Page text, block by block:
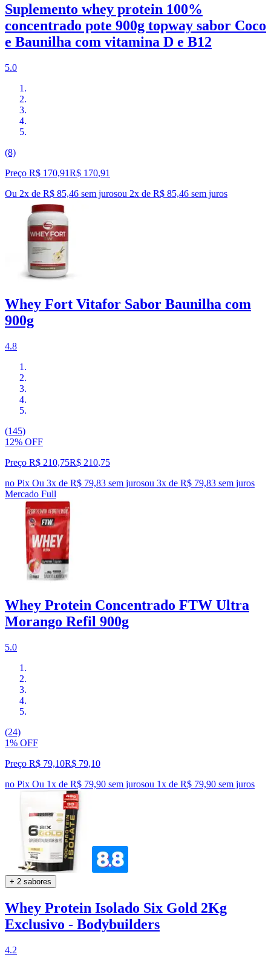
Suplemento whey protein 100%
concentrado pote 900g topway sabor Coco
e Baunilha com vitamina D e B12
5.0
(8)
Preço R$ 170,91R$ 170,91
Ou 2x de R$ 85,46 sem jurosou 2x de R$ 85,46 sem juros
Whey Fort Vitafor Sabor Baunilha com
900g
4.8
(145)
12% OFF
Preço R$ 210,75R$ 210,75
no Pix Ou 3x de R$ 79,83 sem jurosou 3x de R$ 79,83 sem juros
Mercado Full
Whey Protein Concentrado FTW Ultra
Morango Refil 900g
5.0
(24)
1% OFF
Preço R$ 79,10R$ 79,10
no Pix Ou 1x de R$ 79,90 sem jurosou 1x de R$ 79,90 sem juros
+ 2 sabores
Whey Protein Isolado Six Gold 2Kg
Exclusivo - Bodybuilders
4.2